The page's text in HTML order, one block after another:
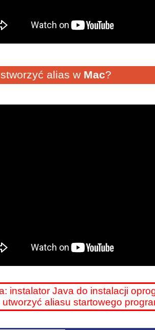
alias w Mac?
instalator Java do instalacji
utworzyć aliasu startowego